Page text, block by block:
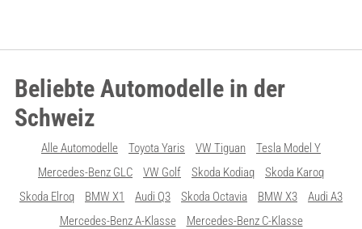
Beliebte Automodelle in der
Schweiz
Alle Automodelle Toyota Yaris VW Tiguan
Tesla Model Y
Mercedes-Benz GLC
VW Golf Skoda Kodiaq
Skoda Karoq
Skoda Elroq
BMW X1 Audi Q3 Skoda Octavia BMW X3
Audi A3
Mercedes-Benz A-Klasse
Mercedes-Benz C-Klasse